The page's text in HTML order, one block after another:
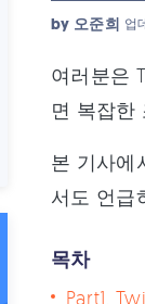
by 오준희 업
여러분은
면 복잡한
본 기사에
서도 언급
목차
Part1.